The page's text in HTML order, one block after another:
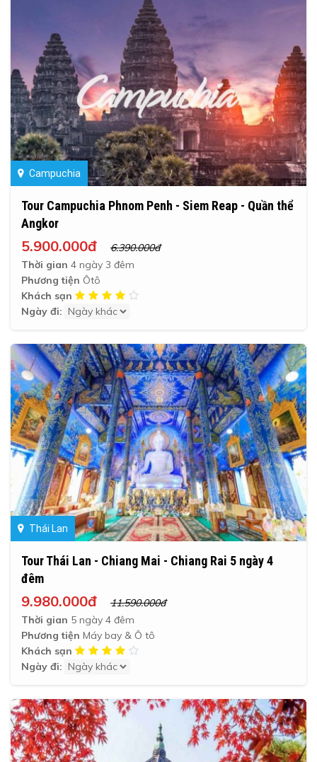
Campuchia
Tour Campuchia Phnom Penh - Siem Reap - Quần thể
Angkor
5.900.000đ
6.390.000đ
Thời gian 4 ngày 3 đêm
Phương tiện Ôtô
Khách sạn
Ngày đi:
Thái Lan
Tour Thái Lan - Chiang Mai - Chiang Rai 5 ngày 4
đêm
9.980.000đ
11.590.000đ
Thời gian 5 ngày 4 đêm
Phương tiện Máy bay & Ô tô
Khách sạn
Ngày đi: